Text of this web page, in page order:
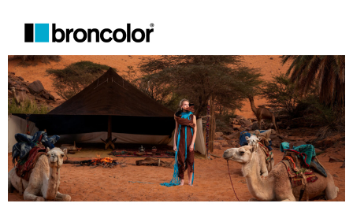
２．便利：只要手機號碼，簡訊認證，即可結帳。
３．安心：先確認商品／服務後，再付款。
【「AFTEE先享後付」結帳流程】
１．於結帳方式選擇「AFTEE先享後付」後，將跳轉至「AFTEE先享後付」
結帳頁面，進行簡訊認證並確認金額後，即可完成結帳。
２．訂單成立數日內，您將收到繳費通知簡訊。
３．收到繳費通知簡訊後14天內，點擊此簡訊中的連結，可透過四大超商／
ATM／網路銀行／等多元方式進行付款，方視為交易完成。
※ 請注意：結帳手續完成當下不需立刻繳費，但若您需要取消訂單，請聯絡
購買商品的店家。未經商家同意取消之訂單仍視為有效，需透過AFTEE先享
後付繳納相關費用。
※ 交易是否成功請以「AFTEE先享後付 」之結帳頁面顯示為準，若有關於
宅配
每筆NT$75，滿NT$399(含以上)免運費
付款後門市自取
免運費